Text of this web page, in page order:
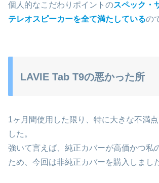
個人的なこだわりポイントのスペック・
テレオスピーカーを全て満たしているの
LAVIE Tab T9の悪かった所
1ヶ月間使用した限り、特に大きな不満
した。
強いて言えば、純正カバーが高価かつ私
ため、今回は非純正カバーを購入しまし